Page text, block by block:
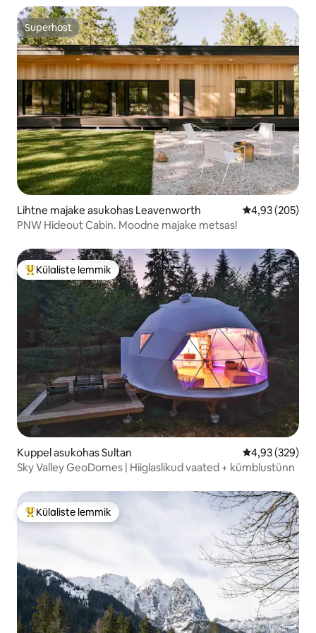
Superhost
Superhost
Lihtne majake asukohas Leavenworth Keskmine
4,93 (205)
PNW Hideout Cabin. Moodne majake metsas!
Külaliste suur lemmik
Külaliste lemmik
Kuppel asukohas Sultan Keskmine
4,93 (329)
Sky Valley GeoDomes | Hiiglaslikud vaated + kümblustünn
Külaliste suur lemmik
Külaliste lemmik